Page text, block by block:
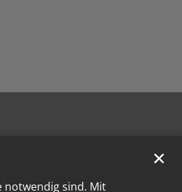
notwendig sind. Mit
✕